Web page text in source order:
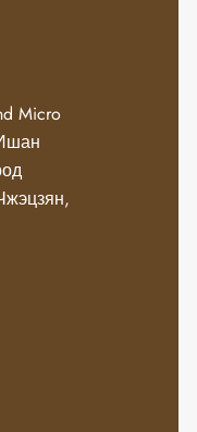
Micro